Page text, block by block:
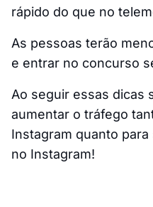
rápido do que no
As pessoas terão
e entrar no concurso
Ao seguir essas dicas
aumentar o tráfego
Instagram quanto
no Instagram!